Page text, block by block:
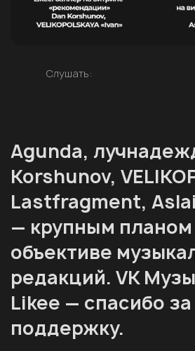
Слушать:
Agunda,
Korshunov,
Lastfragment,
— крупным планом
объективе
редакций. VK
Likee — спасибо
поддержку.